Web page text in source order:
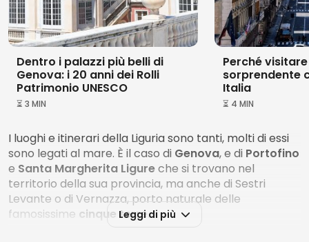
Dentro i palazzi più belli di
Genova: i 20 anni dei Rolli
Patrimonio UNESCO
⏳ 3 MIN
Perché
sorprendente
Italia
⏳ 4 MIN
I luoghi e itinerari della Liguria sono tanti, molti di essi
sono legati al mare. È il caso di Genova, e di Portofino
e Santa Margherita Ligureche si trovano nel
territorio della sua provincia, ma anche di Sestri
Levante o di Vernazza, porto naturale delle
famosissime cinque terre.
Leggi di più